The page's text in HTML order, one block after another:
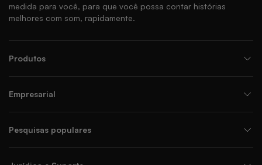
medida para você, para que você possa contar histórias
melhores com som, rapidamente.
Produtos
Empresarial
Pesquisas populares